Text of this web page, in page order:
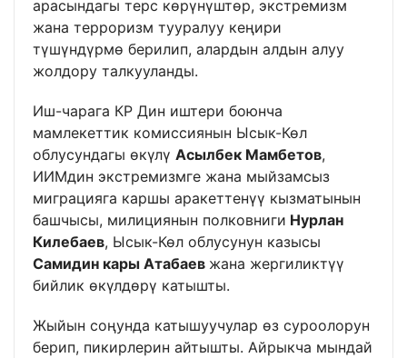
арасындагы терс көрүнүштөр, экстремизм
жана терроризм тууралуу кеңири
түшүндүрмө берилип, алардын алдын алуу
жолдору талкууланды.
Иш-чарага КР Дин иштери боюнча
мамлекеттик комиссиянын Ысык-Көл
облусундагы өкүлү Асылбек Мамбетов,
ИИМдин экстремизмге жана мыйзамсыз
миграцияга каршы аракеттенүү кызматынын
башчысы, милициянын полковниги Нурлан
Килебаев, Ысык-Көл облусунун казысы
Самидин кары Атабаев жана жергиликтүү
бийлик өкүлдөрү катышты.
Жыйын соңунда катышуучулар өз суроолорун
берип, пикирлерин айтышты. Айрыкча мындай